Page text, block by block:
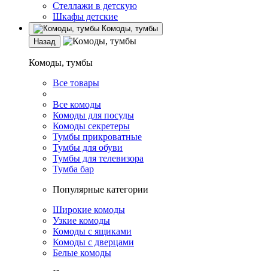
Стеллажи в детскую
Шкафы детские
Комоды, тумбы
Назад
Комоды, тумбы
Все товары
Все комоды
Комоды для посуды
Комоды секретеры
Тумбы прикроватные
Тумбы для обуви
Тумбы для телевизора
Тумба бар
Популярные категории
Широкие комоды
Узкие комоды
Комоды с ящиками
Комоды с дверцами
Белые комоды